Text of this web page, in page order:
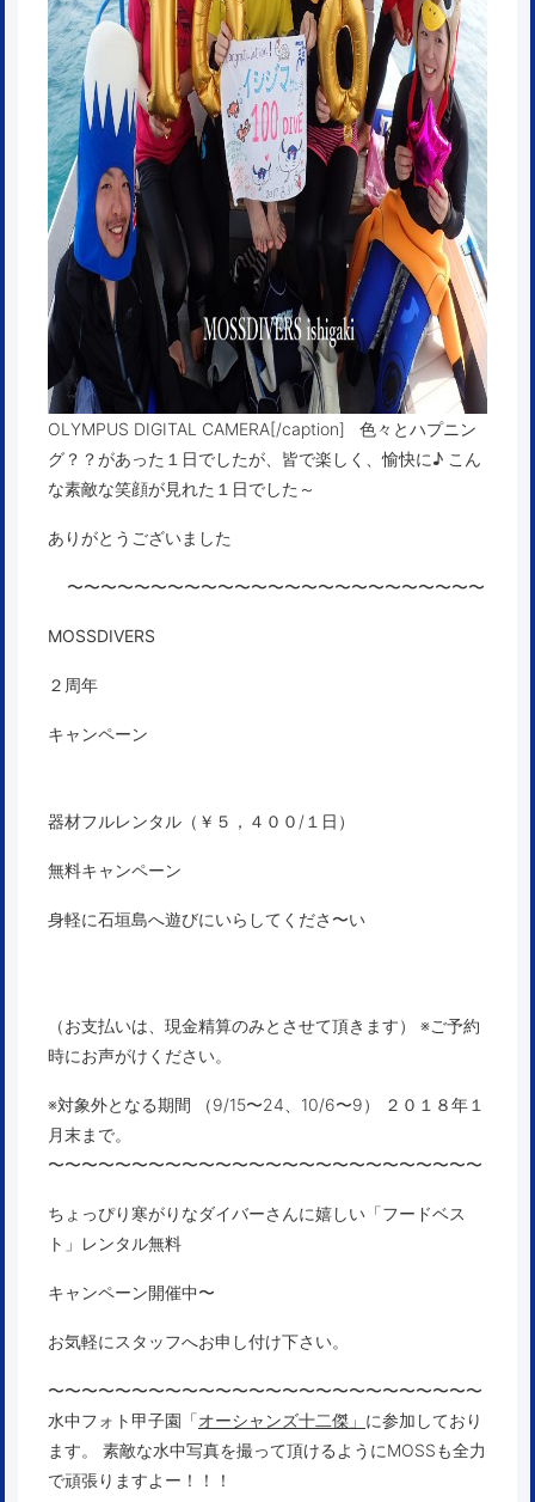
OLYMPUS DIGITAL CAMERA[/caption] 色々とハプニン
グ？？があった１日でしたが、皆で楽しく、愉快に♪ こん
な素敵な笑顔が見れた１日でした～
ありがとうございました
〜〜〜〜〜〜〜〜〜〜〜〜〜〜〜〜〜〜〜〜〜〜〜〜〜
MOSSDIVERS
２周年
キャンペーン
器材フルレンタル（￥５，４００/１日）
無料キャンペーン
身軽に石垣島へ遊びにいらしてくださ〜い
（お支払いは、現金精算のみとさせて頂きます） ※ご予約
時にお声がけください。
※対象外となる期間 （9/15〜24、10/6〜9）
２０１８年１
月末まで。
〜〜〜〜〜〜〜〜〜〜〜〜〜〜〜〜〜〜〜〜〜〜〜〜〜〜
ちょっぴり寒がりなダイバーさんに嬉しい「フードベス
ト」レンタル無料
キャンペーン開催中〜
お気軽にスタッフへお申し付け下さい。
〜〜〜〜〜〜〜〜〜〜〜〜〜〜〜〜〜〜〜〜〜〜〜〜〜〜
水中フォト甲子園「オーシャンズ十二傑」 に参加しており
ます。 素敵な水中写真を撮って頂けるようにMOSSも全力
で頑張りますよー！！！